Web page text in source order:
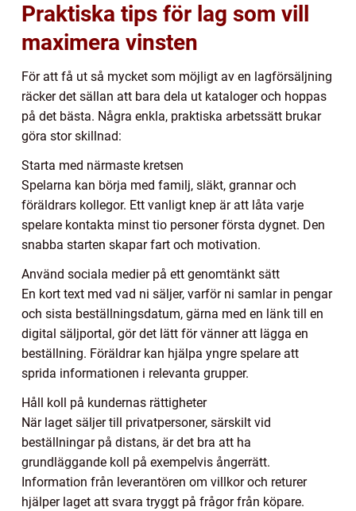
Praktiska tips för lag som vill
maximera vinsten
För att få ut så mycket som möjligt av en lagförsäljning
räcker det sällan att bara dela ut kataloger och hoppas
på det bästa. Några enkla, praktiska arbetssätt brukar
göra stor skillnad:
Starta med närmaste kretsen
Spelarna kan börja med familj, släkt, grannar och
föräldrars kollegor. Ett vanligt knep är att låta varje
spelare kontakta minst tio personer första dygnet. Den
snabba starten skapar fart och motivation.
Använd sociala medier på ett genomtänkt sätt
En kort text med vad ni säljer, varför ni samlar in pengar
och sista beställningsdatum, gärna med en länk till en
digital säljportal, gör det lätt för vänner att lägga en
beställning. Föräldrar kan hjälpa yngre spelare att
sprida informationen i relevanta grupper.
Håll koll på kundernas rättigheter
När laget säljer till privatpersoner, särskilt vid
beställningar på distans, är det bra att ha
grundläggande koll på exempelvis ångerrätt.
Information från leverantören om villkor och returer
hjälper laget att svara tryggt på frågor från köpare.